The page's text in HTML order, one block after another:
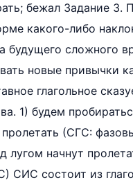
бежал Задание 3.
какого-либо
сложного
новые привычки
глагольное
1) будем
(СГС:
начнут
СИС состоит из